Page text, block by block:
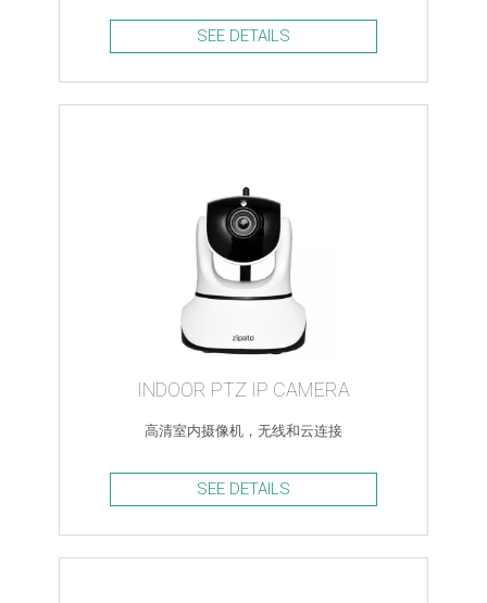
SEE DETAILS
INDOOR PTZ IP CAMERA
高清室内摄像机，无线和云连接
SEE DETAILS